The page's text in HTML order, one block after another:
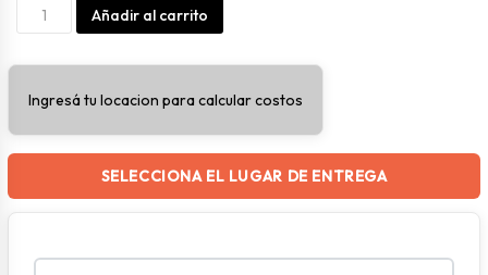
Organizador
Basic
Rojo
cantidad
Añadir al carrito
Ingresá tu locacion para calcular costos
SELECCIONA EL LUGAR DE ENTREGA